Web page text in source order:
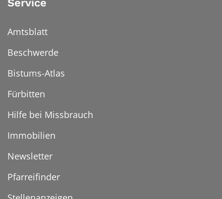
Service
Amtsblatt
Beschwerde
Bistums-Atlas
Fürbitten
Hilfe bei Missbrauch
Immobilien
Newsletter
Pfarreifinder